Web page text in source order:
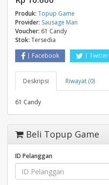
Produk: Topup Game
Provider: Sausage Man
Voucher: 61 Candy
Stok: Tersedia
Facebook
Twitter
Deskripsi Riwayat (0)
61 Candy
Beli Topup Game
ID Pelanggan